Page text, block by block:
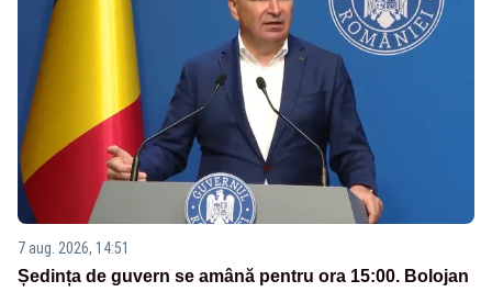
7 aug. 2026, 14:51
Ședința de guvern se amână pentru ora 15:00. Bolojan